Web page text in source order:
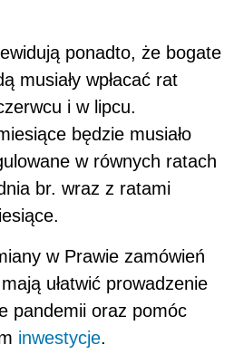
ponadto, że bogate
musiały wpłacać rat
i w lipcu.
będzie musiało
w równych ratach
br. wraz z ratami
w Prawie zamówień
ułatwić prowadzenie
pandemii oraz pomóc
inwestycje.